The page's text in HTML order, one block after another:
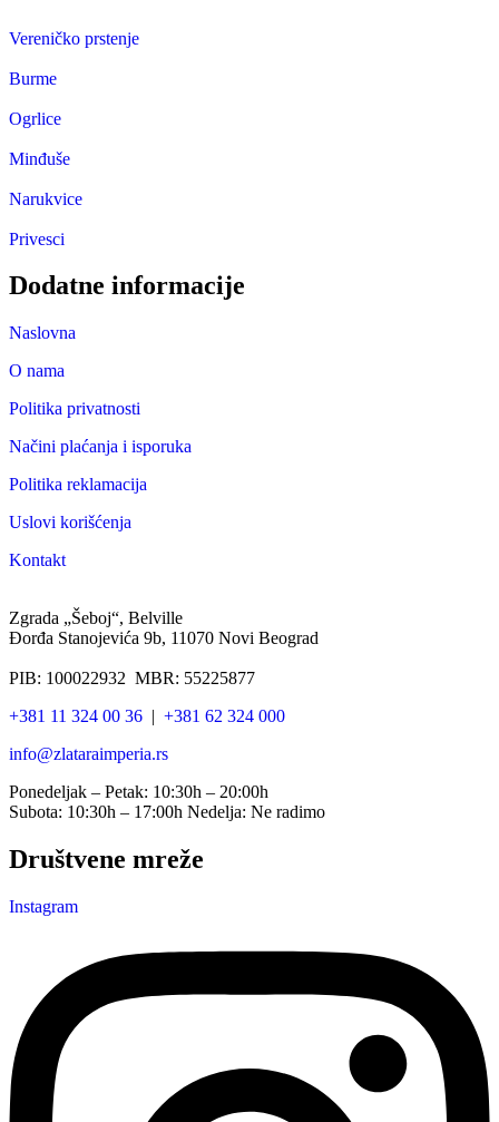
Vereničko prstenje
Burme
Ogrlice
Minđuše
Narukvice
Privesci
Dodatne informacije
Naslovna
O nama
Politika privatnosti
Načini plaćanja i isporuka
Politika reklamacija
Uslovi korišćenja
Kontakt
Zgrada „Šeboj“, Belville
Đorđa Stanojevića 9b, 11070 Novi Beograd
PIB: 100022932 MBR: 55225877
+381 11 324 00 36 | +381 62 324 000
info@zlataraimperia.rs
Ponedeljak – Petak: 10:30h – 20:00h
Subota: 10:30h – 17:00h Nedelja: Ne radimo
Društvene mreže
Instagram